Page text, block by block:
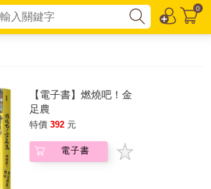
0
【電子書】燃燒吧！金
足農
特價 392 元
電子書